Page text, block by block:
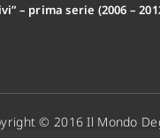
– prima serie (2006 –
© 2016 Il Mondo